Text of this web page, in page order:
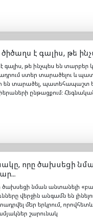
է գալիս, թե
թե ինչպես են տարբեր
ստեր տարածելու և
են տարածել, պատեհապաշտ
ընթացքում։
որը ծախսեցի
նման անտանելի
վերջին անգամն են
մեր երկրում, որովհետև
շարունակ